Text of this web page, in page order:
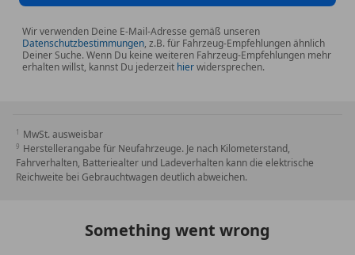
Wir verwenden Deine E-Mail-Adresse gemäß unseren
Datenschutzbestimmungen, z.B. für Fahrzeug-Empfehlungen ähnlich
Deiner Suche. Wenn Du keine weiteren Fahrzeug-Empfehlungen mehr
erhalten willst, kannst Du jederzeit hierwidersprechen.
MwSt. ausweisbar
Herstellerangabe für Neufahrzeuge. Je nach Kilometerstand,
Fahrverhalten, Batteriealter und Ladeverhalten kann die elektrische
Reichweite bei Gebrauchtwagen deutlich abweichen.
Something went wrong